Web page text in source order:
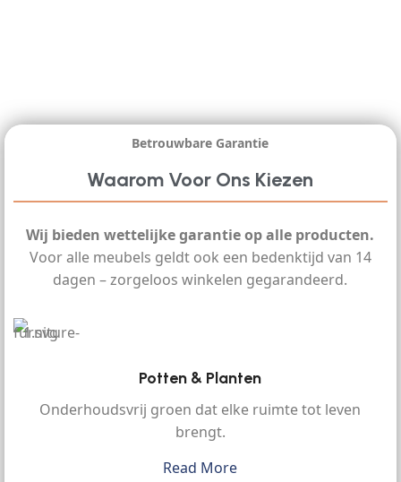
Betrouwbare Garantie
Waarom Voor Ons Kiezen
Wij bieden wettelijke garantie op alle producten.
Voor alle meubels geldt ook een bedenktijd van 14
dagen – zorgeloos winkelen gegarandeerd.
Potten & Planten
Onderhoudsvrij groen dat elke ruimte tot leven
brengt.
Read More